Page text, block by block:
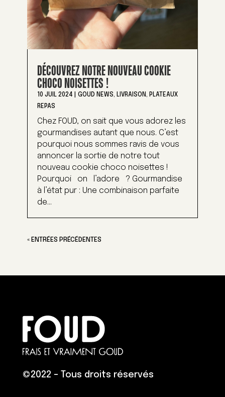
DÉCOUVREZ NOTRE NOUVEAU COOKIE
CHOCO NOISETTES !
10 JUIL 2024 GOUD NEWS, LIVRAISON, PLATEAUX
REPAS
Chez FOUD, on sait que vous adorez les
gourmandises autant que nous. C’est
pourquoi nous sommes ravis de vous
annoncer la sortie de notre tout
nouveau cookie choco noisettes !
Pourquoi on l’adore ? Gourmandise
à l’état pur : Une combinaison parfaite
de...
« ENTRÉES PRÉCÉDENTES
©2022 – Tous droits réservés